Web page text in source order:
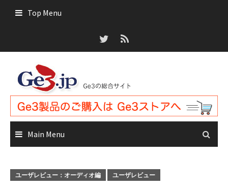
Top Menu
Main Menu
ユーザレビュー：オーディオ編 ユーザレビュー